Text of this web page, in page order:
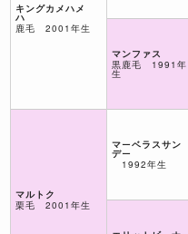
キングカメハメ
ハ
鹿毛 2001年生
マルトク
栗毛 2001年生
マンファス
黒鹿毛 1991年
生
マーベラスサン
デー
1992年生